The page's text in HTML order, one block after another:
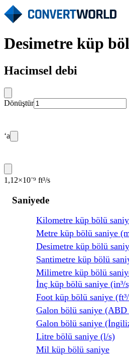
Desimetre küp
Hacimsel debi
Dönüştür
‘a
1,12×10⁻⁹ ft³/s
Saniyede
Kilometre küp bölü
Metre küp bölü saniye
Desimetre küp bölü
Santimetre küp bölü
Milimetre küp bölü
İnç küp bölü saniye (in³/
Foot küp bölü saniye
Galon bölü saniye (ABD
Galon bölü saniye
Litre bölü saniye (l/s)
Mil küp bölü saniye